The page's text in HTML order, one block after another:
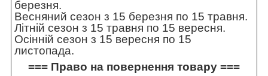
березня.
Весняний сезон з 15 березня по 15 травня.
Літній сезон з 15 травня по 15 вересня.
Осінній сезон з 15 вересня по 15
листопада.
=== Право на повернення товару ===